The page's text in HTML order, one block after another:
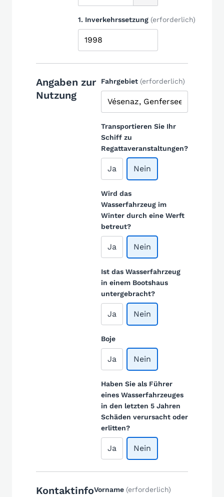
1. Inverkehrssetzung (erforderlich)
Angaben zur
Nutzung
Fahrgebiet (erforderlich)
Transportieren Sie Ihr
Schiff zu
Regattaveranstaltungen?
Ja Nein
Wird das
Wasserfahrzeug im
Winter durch eine Werft
betreut?
Ja Nein
Ist das Wasserfahrzeug
in einem Bootshaus
untergebracht?
Ja Nein
Boje
Ja Nein
Haben Sie als Führer
eines Wasserfahrzeuges
in den letzten 5 Jahren
Schäden verursacht oder
erlitten?
Ja Nein
KontaktinfoVorname (erforderlich)